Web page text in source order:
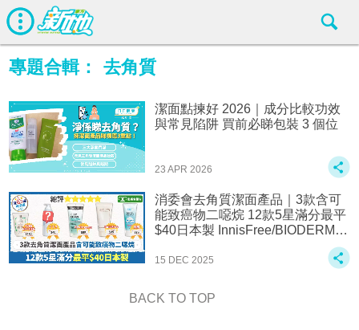
專題合輯： 去角質
潔面點揀好 2026｜成分比較功效
與常見陷阱 買前必睇包裝 3 個位
23 APR 2026
消委會去角質潔面產品｜3款含可
能致癌物二噁烷 12款5星滿分最平
$40日本製 InnisFree/BIODERMA/
肌研/Bifesta/Neutrogena評分一覽
15 DEC 2025
BACK TO TOP